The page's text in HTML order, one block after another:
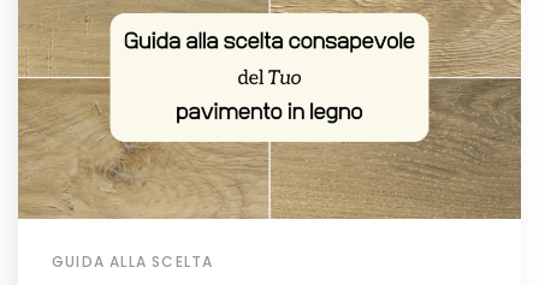
GUIDA ALLA SCELTA